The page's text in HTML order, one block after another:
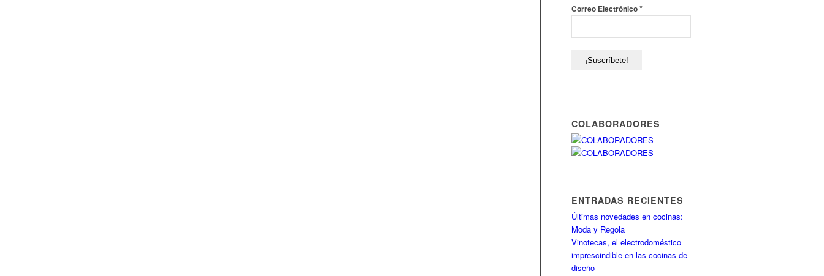
Correo Electrónico*
COLABORADORES
ENTRADAS RECIENTES
Últimas novedades en cocinas:
Moda y Regola
Vinotecas, el electrodoméstico
imprescindible en las cocinas de
diseño